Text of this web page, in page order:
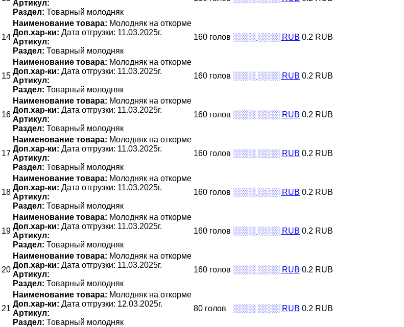
Артикул:
Раздел: Товарный молодняк
14
Наименование товара: Молодняк на откорме
Доп.хар-ки: Дата отгрузки: 11.03.2025г.
Артикул:
Раздел: Товарный молодняк
160 голов ░░░░ ░░░░ RUB 0.2 RUB
15
Наименование товара: Молодняк на откорме
Доп.хар-ки: Дата отгрузки: 11.03.2025г.
Артикул:
Раздел: Товарный молодняк
160 голов ░░░░ ░░░░ RUB 0.2 RUB
16
Наименование товара: Молодняк на откорме
Доп.хар-ки: Дата отгрузки: 11.03.2025г.
Артикул:
Раздел: Товарный молодняк
160 голов ░░░░ ░░░░ RUB 0.2 RUB
17
Наименование товара: Молодняк на откорме
Доп.хар-ки: Дата отгрузки: 11.03.2025г.
Артикул:
Раздел: Товарный молодняк
160 голов ░░░░ ░░░░ RUB 0.2 RUB
18
Наименование товара: Молодняк на откорме
Доп.хар-ки: Дата отгрузки: 11.03.2025г.
Артикул:
Раздел: Товарный молодняк
160 голов ░░░░ ░░░░ RUB 0.2 RUB
19
Наименование товара: Молодняк на откорме
Доп.хар-ки: Дата отгрузки: 11.03.2025г.
Артикул:
Раздел: Товарный молодняк
160 голов ░░░░ ░░░░ RUB 0.2 RUB
20
Наименование товара: Молодняк на откорме
Доп.хар-ки: Дата отгрузки: 11.03.2025г.
Артикул:
Раздел: Товарный молодняк
160 голов ░░░░ ░░░░ RUB 0.2 RUB
21
Наименование товара: Молодняк на откорме
Доп.хар-ки: Дата отгрузки: 12.03.2025г.
Артикул:
Раздел: Товарный молодняк
80 голов ░░░░ ░░░░ RUB 0.2 RUB